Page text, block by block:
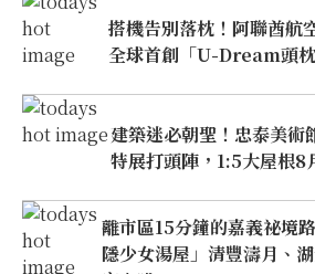
搭機告別落枕！阿聯酋航
全球首創「U-Dream頭
建築迷必朝聖！忠泰美術
特展打頭陣，1:5大屋根8
離市區15分鐘的嘉義祕境
隱少女湯屋」清豐濤月、